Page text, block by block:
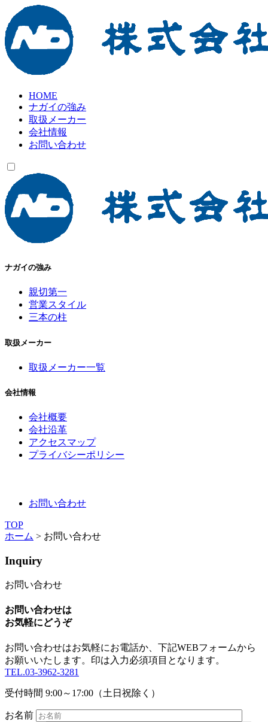
HOME
ナガイの強み
取扱メーカー
会社情報
お問い合わせ
ナガイの強み
親切第一
営業スタイル
三本の柱
取扱メーカー
取扱メーカー一覧
会社情報
会社概要
会社沿革
アクセスマップ
プライバシーポリシー
お問い合わせ
TOP
ホーム > お問い合わせ
Inquiry
お問い合わせ
お問い合わせは
お気軽にどうぞ
お問い合わせはお気軽にお電話か、下記WEBフォームから
お願いいたします。 印は入力必須項目となります。
TEL.03-3962-3281
受付時間 9:00～17:00（土日祝除く）
お名前